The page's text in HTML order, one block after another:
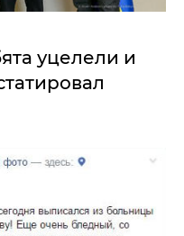
уцелели и